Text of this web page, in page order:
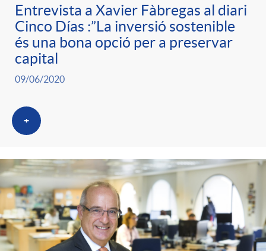
Entrevista a Xavier Fàbregas al diari
Cinco Días :”La inversió sostenible
és una bona opció per a preservar
capital
09/06/2020
+